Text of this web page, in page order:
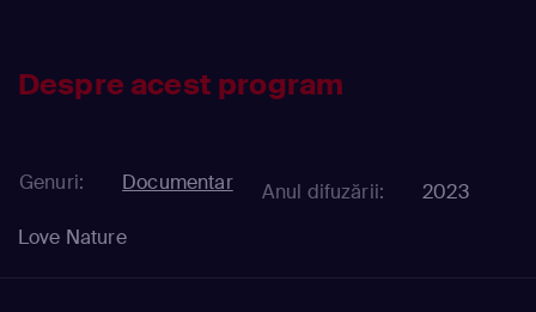
Despre acest program
Genuri: Documentar Anul difuzării:
2023
Love Nature